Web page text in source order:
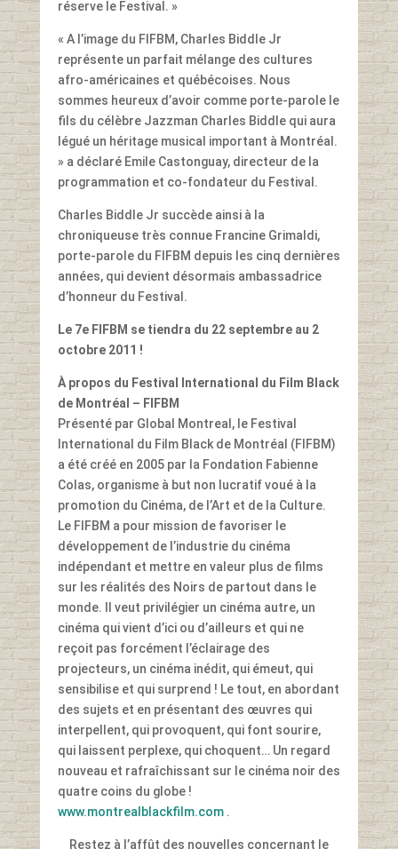
réserve le Festival. »
« A l’image du FIFBM, Charles Biddle Jr
représente un parfait mélange des cultures
afro-américaines et québécoises. Nous
sommes heureux d’avoir comme porte-parole le
fils du célèbre Jazzman Charles Biddle qui aura
légué un héritage musical important à Montréal.
» a déclaré Emile Castonguay, directeur de la
programmation et co-fondateur du Festival.
Charles Biddle Jr succède ainsi à la
chroniqueuse très connue Francine Grimaldi,
porte-parole du FIFBM depuis les cinq dernières
années, qui devient désormais ambassadrice
d’honneur du Festival.
Le 7e FIFBM se tiendra du 22 septembre au 2
octobre 2011 !
À propos du Festival International du Film Black
de Montréal – FIFBM
Présenté par Global Montreal, le Festival
International du Film Black de Montréal (FIFBM)
a été créé en 2005 par la Fondation Fabienne
Colas, organisme à but non lucratif voué à la
promotion du Cinéma, de l’Art et de la Culture.
Le FIFBM a pour mission de favoriser le
développement de l’industrie du cinéma
indépendant et mettre en valeur plus de films
sur les réalités des Noirs de partout dans le
monde. Il veut privilégier un cinéma autre, un
cinéma qui vient d’ici ou d’ailleurs et qui ne
reçoit pas forcément l’éclairage des
projecteurs, un cinéma inédit, qui émeut, qui
sensibilise et qui surprend ! Le tout, en abordant
des sujets et en présentant des œuvres qui
interpellent, qui provoquent, qui font sourire,
qui laissent perplexe, qui choquent… Un regard
nouveau et rafraîchissant sur le cinéma noir des
quatre coins du globe !
www.montrealblackfilm.com.
Restez à l’affût des nouvelles concernant le